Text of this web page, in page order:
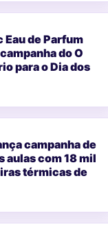
Eau de Parfum
do O
para o Dia dos
campanha de
aulas com 18 mil
térmicas de